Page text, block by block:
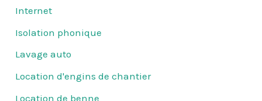
Internet
Isolation phonique
Lavage auto
Location d'engins de chantier
Location de benne